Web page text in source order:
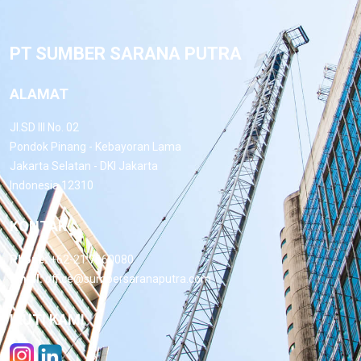
PT SUMBER SARANA PUTRA
ALAMAT
Jl.SD III No. 02
Pondok Pinang - Kebayoran Lama
Jakarta Selatan - DKI Jakarta
Indonesia 12310
KONTAK
Phone: +62-21 7660080
Email:office@sumbersaranaputra.com
IKUTI KAMI